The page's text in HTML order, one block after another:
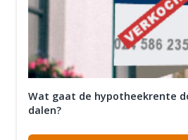
Wat gaat de hypotheekrente
dalen?